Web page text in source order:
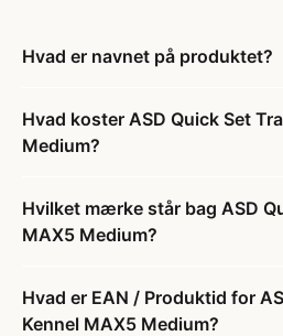
Hvad er navnet på produktet?
Hvad koster ASD Quick Set
Medium?
Hvilket mærke står bag ASD
MAX5 Medium?
Hvad er EAN / Produktid for
Kennel MAX5 Medium?